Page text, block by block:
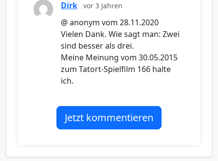
Dirk vor 3 Jahren
@ anonym vom 28.11.2020
Vielen Dank. Wie sagt man: Zwei
sind besser als drei.
Meine Meinung vom 30.05.2015
zum Tatort-Spielfilm 166 halte
ich.
Jetzt kommentieren